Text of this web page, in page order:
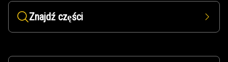
Znajdź części